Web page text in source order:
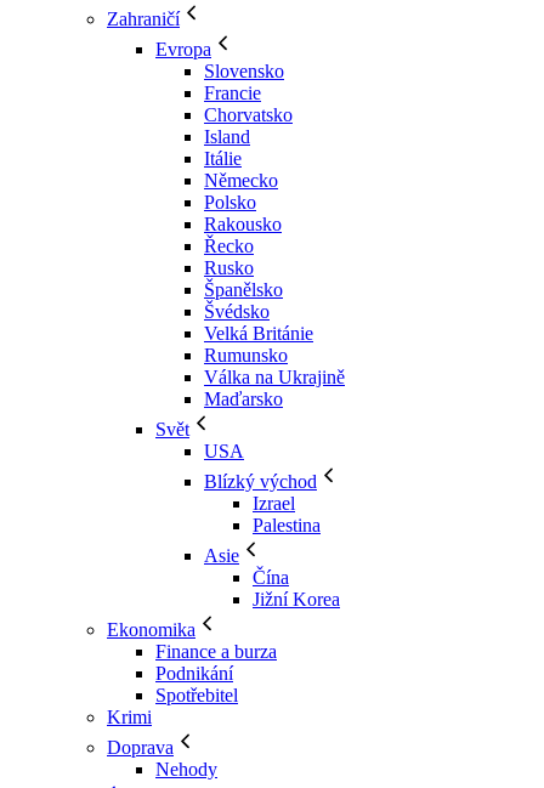
Zahraničí
Evropa
Slovensko
Francie
Chorvatsko
Island
Itálie
Německo
Polsko
Rakousko
Řecko
Rusko
Španělsko
Švédsko
Velká Británie
Rumunsko
Válka na Ukrajině
Maďarsko
Svět
USA
Blízký východ
Izrael
Palestina
Asie
Čína
Jižní Korea
Ekonomika
Finance a burza
Podnikání
Spotřebitel
Krimi
Doprava
Nehody